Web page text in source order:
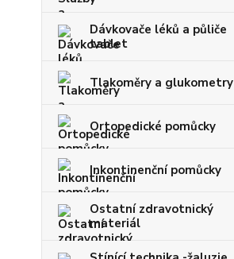
Dávkovače léků a půliče
tablet
Tlakoměry a glukometry
Ortopedické pomůcky
Inkontinenční pomůcky
Ostatní zdravotnický
materiál